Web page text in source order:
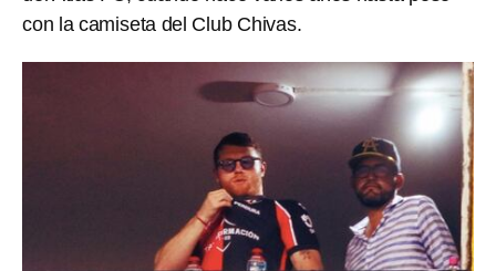
con la camiseta del Club Chivas.